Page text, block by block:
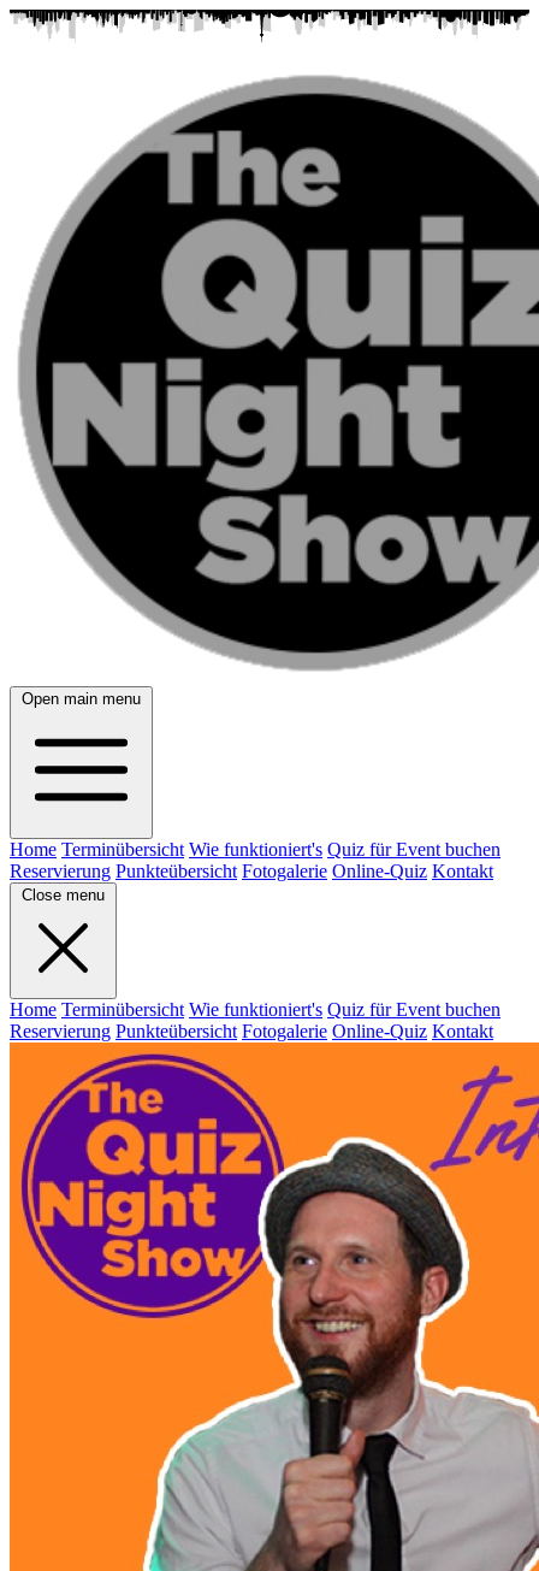
Open main menu
Home Terminübersicht Wie funktioniert's Quiz für Event buchen
Reservierung Punkteübersicht Fotogalerie Online-Quiz Kontakt
Close menu
Home Terminübersicht Wie funktioniert's Quiz für Event buchen
Reservierung Punkteübersicht Fotogalerie Online-Quiz Kontakt